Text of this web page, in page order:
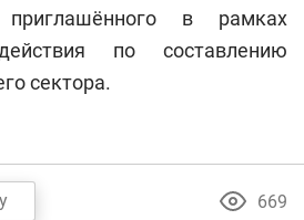
в рамках
по составлению
сектора.
669